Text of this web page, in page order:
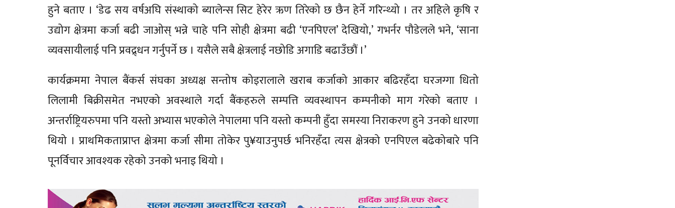
हुने बताए । ‘डेढ सय वर्षअघि संस्थाको ब्यालेन्स सिट हेरेर ऋण तिरेको छ छैन हेर्ने गरिन्थ्यो । तर अहिले कृषि र
उद्योग क्षेत्रमा कर्जा बढी जाओस् भन्ने चाहे पनि सोही क्षेत्रमा बढी ‘एनपिएल’ देखियो,’ गभर्नर पौडेलले भने, ‘साना
व्यवसायीलाई पनि प्रवद्र्धन गर्नुपर्ने छ । यसैले सबै क्षेत्रलाई नछोडि अगाडि बढाउँछौं ।’
कार्यक्रममा नेपाल बैंकर्स संघका अध्यक्ष सन्तोष कोइरालाले खराब कर्जाको आकार बढिरहँदा घरजग्गा धितो
लिलामी बिक्रीसमेत नभएको अवस्थाले गर्दा बैंकहरुले सम्पत्ति व्यवस्थापन कम्पनीको माग गरेको बताए ।
अन्तर्राष्ट्रियरुपमा पनि यस्तो अभ्यास भएकोले नेपालमा पनि यस्तो कम्पनी हुँदा समस्या निराकरण हुने उनको धारणा
थियो । प्राथमिकताप्राप्त क्षेत्रमा कर्जा सीमा तोकेर पु¥याउनुपर्छ भनिरहँदा त्यस क्षेत्रको एनपिएल बढेकोबारे पनि
पूनर्विचार आवश्यक रहेको उनको भनाइ थियो ।